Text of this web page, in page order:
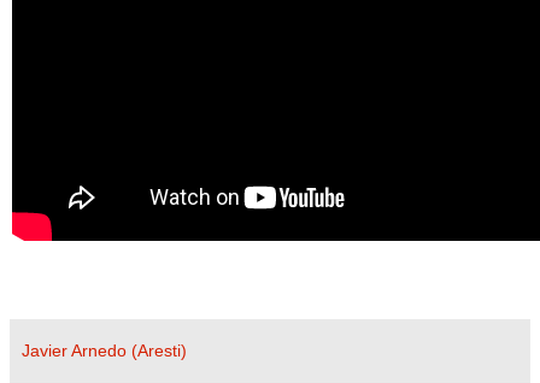
Javier Arnedo (Aresti)